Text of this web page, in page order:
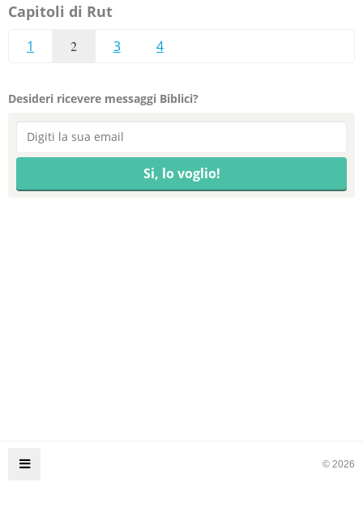
Capitoli di Rut
1 2 3 4
Desideri ricevere messaggi Biblici?
© 2026